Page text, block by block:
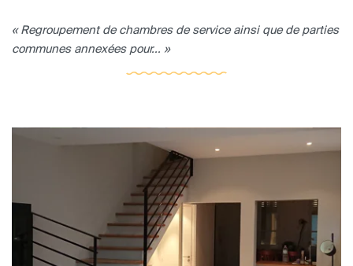
« Regroupement de chambres de service ainsi que de parties
communes annexées pour... »